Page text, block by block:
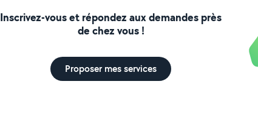
Inscrivez-vous et répondez aux demandes près
de chez vous !
Proposer mes services